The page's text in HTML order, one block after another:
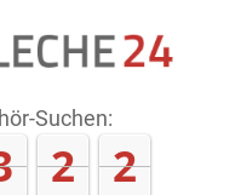
Suchen:
2 3